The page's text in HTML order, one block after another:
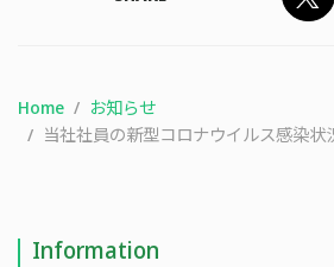
Home
お知らせ
当社社員の新型コロナウイルス感染状
Information